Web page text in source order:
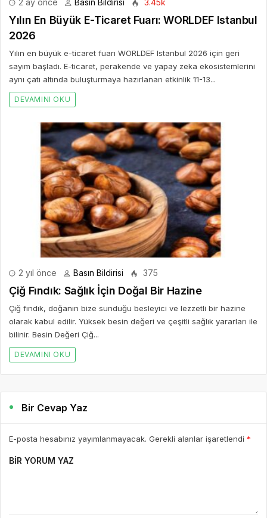
2 ay önce Basın Bildirisi 3.45k
Yılın En Büyük E-Ticaret Fuarı: WORLDEF Istanbul
2026
Yılın en büyük e-ticaret fuarı WORLDEF Istanbul 2026 için geri
sayım başladı. E-ticaret, perakende ve yapay zeka ekosistemlerini
aynı çatı altında buluşturmaya hazırlanan etkinlik 11-13...
DEVAMINI OKU
2 yıl önce Basın Bildirisi 375
Çiğ Fındık: Sağlık İçin Doğal Bir Hazine
Çiğ fındık, doğanın bize sunduğu besleyici ve lezzetli bir hazine
olarak kabul edilir. Yüksek besin değeri ve çeşitli sağlık yararları ile
bilinir. Besin Değeri Çiğ...
DEVAMINI OKU
Bir Cevap Yaz
E-posta hesabınız yayımlanmayacak. Gerekli alanlar işaretlendi *
BIR YORUM YAZ